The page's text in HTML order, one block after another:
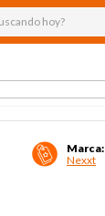
hoy?
Marca:
Nexxt